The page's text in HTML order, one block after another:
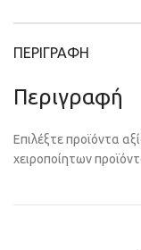
ΠΕΡΙΓΡΑΦΉ
Περιγραφή
Επιλέξτε προϊόντα
χειροποίητων